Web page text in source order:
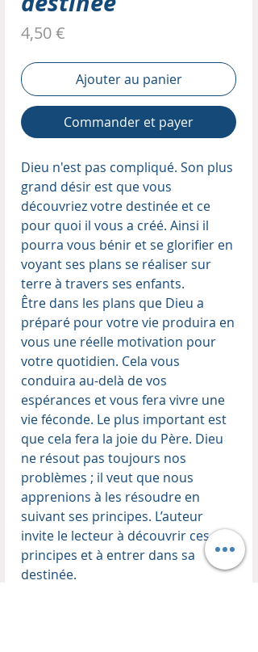
4,50 €
Ajouter au panier
Commander et payer
Dieu n'est pas compliqué. Son plus
grand désir est que vous
découvriez votre destinée et ce
pour quoi il vous a créé. Ainsi il
pourra vous bénir et se glorifier en
voyant ses plans se réaliser sur
terre à travers ses enfants.
Être dans les plans que Dieu a
préparé pour votre vie produira en
vous une réelle motivation pour
votre quotidien. Cela vous
conduira au-delà de vos
espérances et vous fera vivre une
vie féconde. Le plus important est
que cela fera la joie du Père. Dieu
ne résout pas toujours nos
problèmes ; il veut que nous
apprenions à les résoudre en
suivant ses principes. L’auteur
invite le lecteur à découvrir ces
principes et à entrer dans sa
destinée.